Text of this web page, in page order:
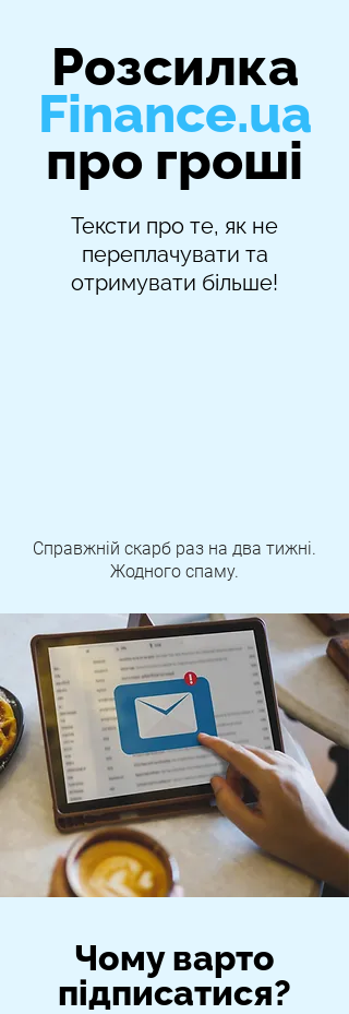
Розсилка
Finance.ua
про гроші
Тексти про те, як не
переплачувати та
отримувати більше!
Справжній скарб раз на два тижні.
Жодного спаму.
Чому варто
підписатися?